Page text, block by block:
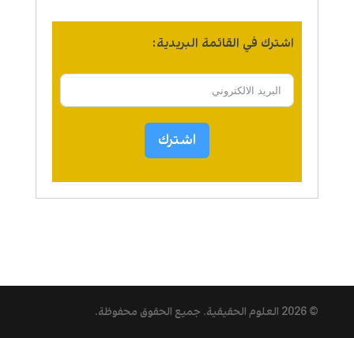
اشترك في القائمة البريدية:
اشترك
© 2026 العلوم الحقيقية. جميع الحقوق محفوظة.